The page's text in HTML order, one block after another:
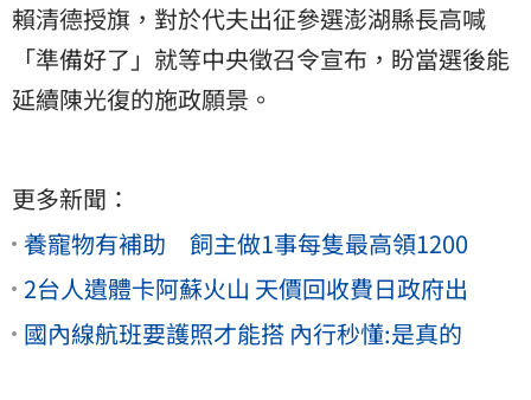
賴清德授旗，對於代夫出征參選澎湖縣長高喊
「準備好了」就等中央徵召令宣布，盼當選後能
延續陳光復的施政願景。
更多新聞：
養寵物有補助 飼主做1事每隻最高領1200
2台人遺體卡阿蘇火山 天價回收費日政府出
國內線航班要護照才能搭 內行秒懂:是真的